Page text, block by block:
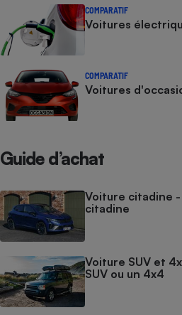
COMPARATIF
Voitures
COMPARATIF
Voitures
Guide d’achat
Voiture citadine
citadine
Voiture SUV et
SUV ou un 4x4